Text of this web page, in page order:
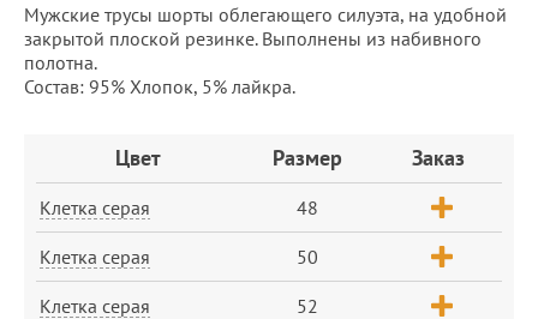
Мужские трусы шорты облегающего силуэта, на удобной
закрытой плоской резинке. Выполнены из набивного
полотна.
Состав: 95% Хлопок, 5% лайкра.
Цвет Размер Заказ
Клетка серая 48
Клетка серая 50
Клетка серая 52